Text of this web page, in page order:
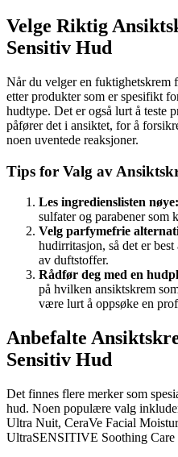
Velge Riktig
Sensitiv Hud
Når du velger en fuktighetskrem
etter produkter som er spesifikt
hudtype. Det er også lurt å teste
påfører det i ansiktet, for å
noen uventede reaksjoner.
Tips for Valg av
Les ingredienslisten nøye:
sulfater og parabener som
Velg parfymefrie
hudirritasjon, så det er
av duftstoffer.
Rådfør deg med en
på hvilken ansiktskrem
være lurt å oppsøke en
Anbefalte
Sensitiv Hud
Det finnes flere merker som
hud. Noen populære valg
Ultra Nuit, CeraVe Facial
UltraSENSITIVE Soothing